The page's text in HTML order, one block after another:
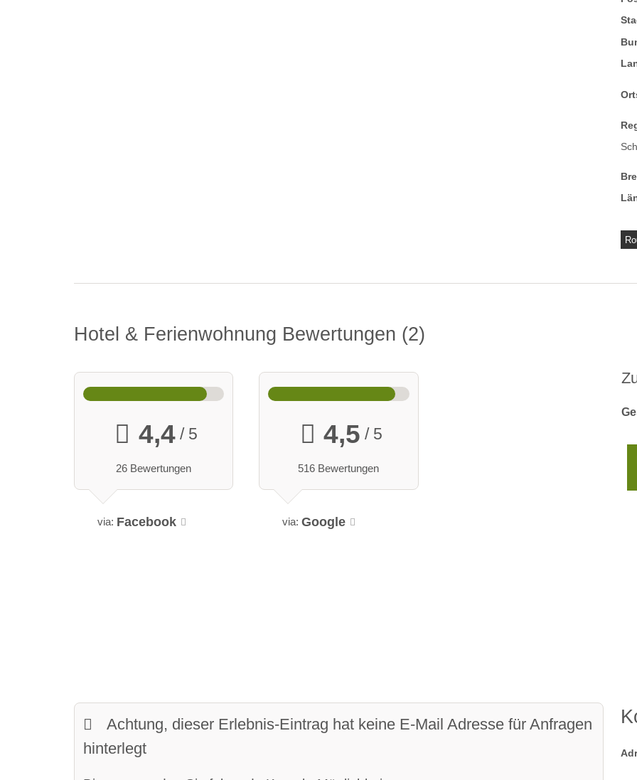
Hotel & Ferienwohnung Bewertungen 2
4,4/ 5
26 Bewertungen
via: Facebook
4,5 / 5
516 Bewertungen
via: Google
Achtung, dieser Erlebnis-Eintrag hat keine E-Mail Adresse für Anfragen
hinterlegt